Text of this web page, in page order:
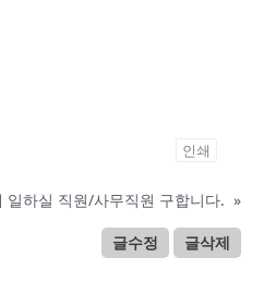
인쇄
일하실 직원/사무직원 구합니다. »
글수정 글삭제